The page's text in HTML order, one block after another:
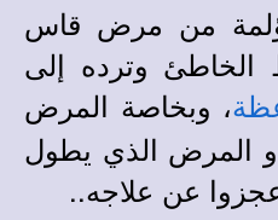
من مرض قاس
وترده إلى
، وبخاصة المرض
المرض الذي يطول
عجزوا عن علاجه..